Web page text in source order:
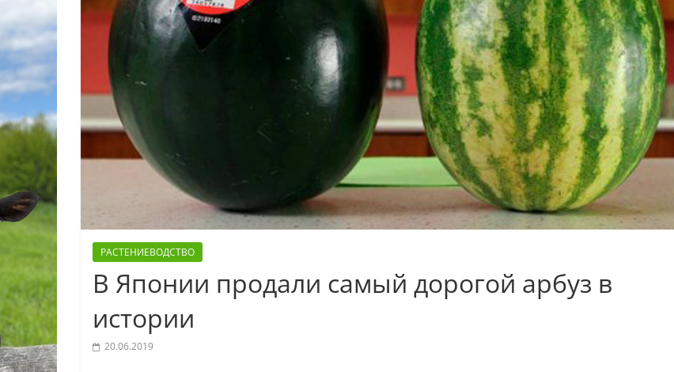
РАСТЕНИЕВОДСТВО
В Японии продали самый дорогой арбуз в
истории
20.06.2019